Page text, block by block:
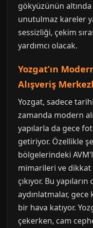
gökyüzünün altında
unutulmaz kareler
sessizliği, çekim
yardımcı olacak.
Yozgat’ın
Alışveriş
Yozgat, sadece
zamanda modern
yapılarla da gece
getiriyor. Özellikle
bölgelerindeki
mimarileri ve dikkat
çıkıyor. Bu
aydınlatmalar,
bir hava katıyor.
çekerken, cam